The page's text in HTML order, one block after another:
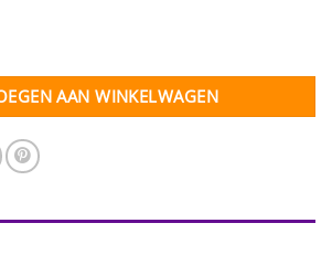
AAN WINKELWAGEN